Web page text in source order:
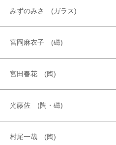
みずのみさ (ガラス)
宮岡麻衣子 (磁)
宮田春花 (陶)
光藤佐 (陶・磁)
村尾一哉 (陶)